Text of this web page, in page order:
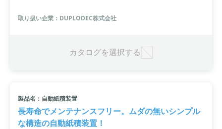
ます。デモ機の貸し出しも可。
取り扱い企業：DUPLODEC株式会社
カタログを選択する
製品名：自動紙積装置
長寿命でメンテナンスフリー。ムダの無いシンプル
な構造の自動紙積装置！